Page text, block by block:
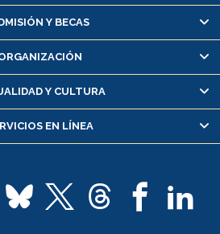
en línea
y cambio de asignaturas
y certificado de notas
médico y dental
y crédito alumnos
Docentes
Y BECAS
Y CULTURA
EN LÍNEA